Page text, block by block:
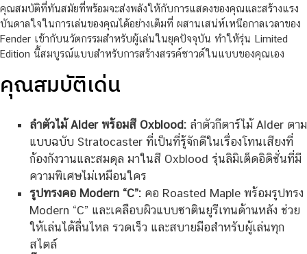
คุณสมบัติที่ทันสมัยที่พร้อมจะส่งพลังให้กับการแสดงของคุณและสร้างแรง
บันดาลใจในการเล่นของคุณได้อย่างเต็มที่ ผสานเสน่ห์เหนือกาลเวลาของ
Fender เข้ากับนวัตกรรมสำหรับผู้เล่นในยุคปัจจุบัน ทำให้รุ่น Limited
Edition นี้สมบูรณ์แบบสำหรับการสร้างสรรค์ซาวด์ในแบบของคุณเอง
คุณสมบัติเด่น
ลำตัวไม้ Alder พร้อมสี Oxblood:ลำตัวกีตาร์ไม้ Alder ตาม
แบบฉบับ Stratocaster ที่เป็นที่รู้จักดีในเรื่องโทนเสียงที่
ก้องกังวานและสมดุล มาในสี Oxblood รุ่นลิมิเต็ดอิดิชั่นที่มี
ความพิเศษไม่เหมือนใคร
รูปทรงคอ Modern “C”:คอ Roasted Maple พร้อมรูปทรง
Modern “C” และเคลือบผิวแบบซาตินยูรีเทนด้านหลัง ช่วย
ให้เล่นได้ลื่นไหล รวดเร็ว และสบายมือสำหรับผู้เล่นทุก
สไตล์